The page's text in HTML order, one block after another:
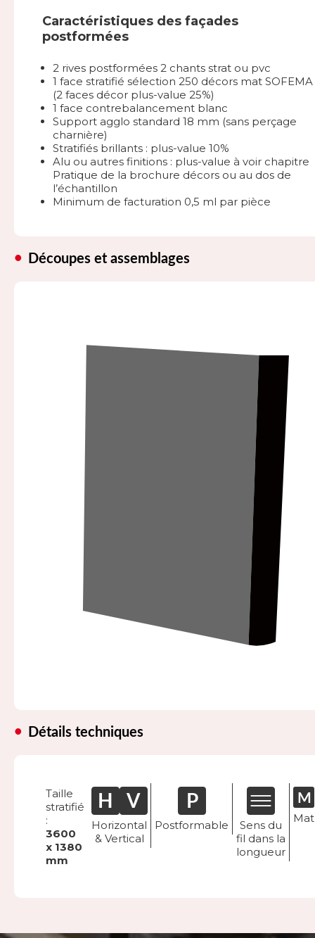
Caractéristiques des façades
postformées
2 rives postformées 2 chants strat ou pvc
1 face stratifié sélection 250 décors mat SOFEMA
(2 faces décor plus-value 25%)
1 face contrebalancement blanc
Support agglo standard 18 mm (sans perçage
charnière)
Stratifiés brillants : plus-value 10%
Alu ou autres finitions : plus-value à voir chapitre
Pratique de la brochure décors ou au dos de
l’échantillon
Minimum de facturation 0,5 ml par pièce
Découpes et assemblages
Détails techniques
Taille
stratifié
:
3600
x 1380
mm
Horizontal
& Vertical
Postformable
Sens du
fil dans la
longueur
Mat